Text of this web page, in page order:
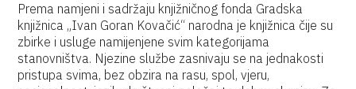
Prema namjeni i sadržaju knjižničnog fonda Gradska
knjižnica „Ivan Goran Kovačić“ narodna je knjižnica čije su
zbirke i usluge namijenjene svim kategorijama
stanovništva. Njezine službe zasnivaju se na jednakosti
pristupa svima, bez obzira na rasu, spol, vjeru,